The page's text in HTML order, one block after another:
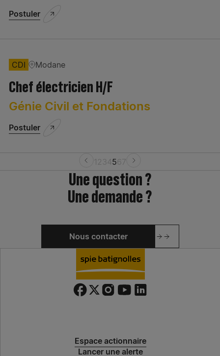
Postuler
CDI Modane
Chef électricien H/F
Génie Civil et Fondations
Postuler
1 2 345 67
Une question ?
Une demande ?
Nous contacter
Espace actionnaire
Lancer une alerte